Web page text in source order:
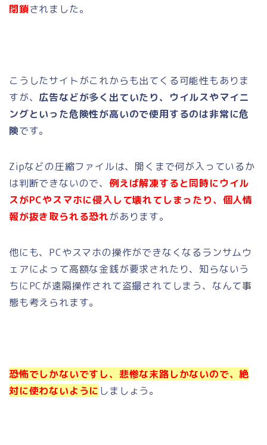
閉鎖されました。
こうしたサイトがこれからも出てくる可能性もありま
すが、 広告などが多く出ていたり、 ウイルスやマイニ
ングといった危険性が高いので使用するのは非常に危
険です。
Zipなどの圧縮ファイルは、開くまで何が入っているか
は判断できないので、 例えば解凍すると同時にウイル
スがPCやスマホに侵入して壊れてしまった り、 個人情
報が抜き取られる恐れがあります。
他にも、PCやスマホの操作ができなくなるランサムウ
ェアによって高額な金銭が要求されたり、知らないう
ちにPCが遠隔操作されて盗撮されてしまう、なんて事
態も考えられます。
恐怖でしかないですし、悲惨な末路しかないので、絶
対に使わないように しましょう。